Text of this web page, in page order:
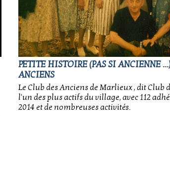
PETITE HISTOIRE (PAS SI ANCIENNE
ANCIENS
Le Club des Anciens de Marlieux , dit Club
l'un des plus actifs du village, avec 112
2014 et de nombreuses activités.